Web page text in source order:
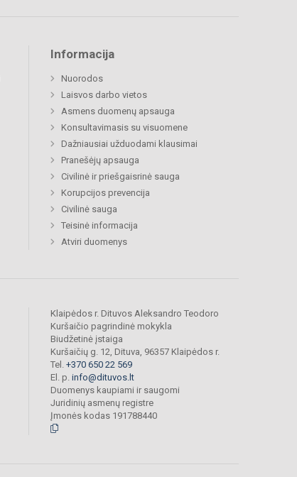
Informacija
Nuorodos
Laisvos darbo vietos
Asmens duomenų apsauga
Konsultavimasis su visuomene
Dažniausiai užduodami klausimai
Pranešėjų apsauga
Civilinė ir priešgaisrinė sauga
Korupcijos prevencija
Civilinė sauga
Teisinė informacija
Atviri duomenys
Klaipėdos r. Dituvos Aleksandro Teodoro
Kuršaičio pagrindinė mokykla
Biudžetinė įstaiga
Kuršaičių g. 12, Dituva, 96357 Klaipėdos r.
Tel. +370 650 22 569
El. p. info@dituvos.lt
Duomenys kaupiami ir saugomi
Juridinių asmenų registre
Įmonės kodas 191788440